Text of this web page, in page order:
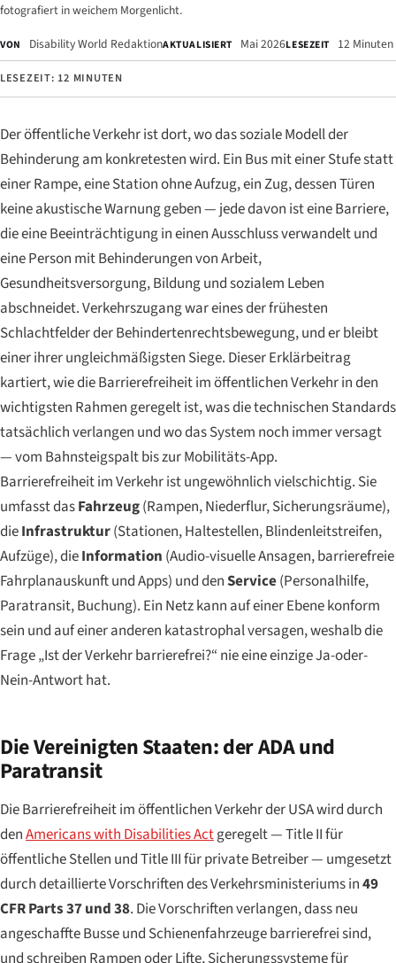
fotografiert in weichem Morgenlicht.
VON Disability World RedaktionAKTUALISIERT Mai 2026LESEZEIT 12 Minuten
LESEZEIT: 12 MINUTEN
Der öffentliche Verkehr ist dort, wo das soziale Modell der
Behinderung am konkretesten wird. Ein Bus mit einer Stufe statt
einer Rampe, eine Station ohne Aufzug, ein Zug, dessen Türen
keine akustische Warnung geben — jede davon ist eine Barriere,
die eine Beeinträchtigung in einen Ausschluss verwandelt und
eine Person mit Behinderungen von Arbeit,
Gesundheitsversorgung, Bildung und sozialem Leben
abschneidet. Verkehrszugang war eines der frühesten
Schlachtfelder der Behindertenrechtsbewegung, und er bleibt
einer ihrer ungleichmäßigsten Siege. Dieser Erklärbeitrag
kartiert, wie die Barrierefreiheit im öffentlichen Verkehr in den
wichtigsten Rahmen geregelt ist, was die technischen Standards
tatsächlich verlangen und wo das System noch immer versagt
— vom Bahnsteigspalt bis zur Mobilitäts-App.
Barrierefreiheit im Verkehr ist ungewöhnlich vielschichtig. Sie
umfasst dasFahrzeug(Rampen, Niederflur, Sicherungsräume),
dieInfrastruktur(Stationen, Haltestellen, Blindenleitstreifen,
Aufzüge), dieInformation (Audio-visuelle Ansagen, barrierefreie
Fahrplanauskunft und Apps) und denService(Personalhilfe,
Paratransit, Buchung). Ein Netz kann auf einer Ebene konform
sein und auf einer anderen katastrophal versagen, weshalb die
Frage „Ist der Verkehr barrierefrei?“ nie eine einzige Ja-oder-
Nein-Antwort hat.
Die Vereinigten Staaten: der ADA und
Paratransit
Die Barrierefreiheit im öffentlichen Verkehr der USA wird durch
denAmericans with Disabilities Actgeregelt — Title II für
öffentliche Stellen und Title III für private Betreiber — umgesetzt
durch detaillierte Vorschriften des Verkehrsministeriums in49
CFR Parts 37 und 38. Die Vorschriften verlangen, dass neu
angeschaffte Busse und Schienenfahrzeuge barrierefrei sind,
und schreiben Rampen oder Lifte, Sicherungssysteme für